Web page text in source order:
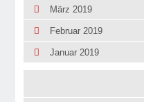
März 2019
Februar 2019
Januar 2019